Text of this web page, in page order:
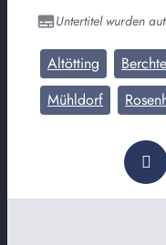
Untertitel wurden
Altötting
Mühldorf